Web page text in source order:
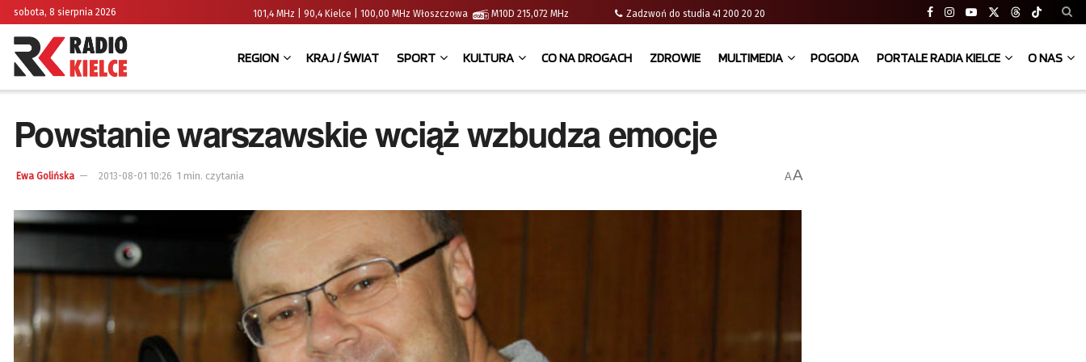
sobota, 8 sierpnia 2026 101,4 MHz | 90,4 Kielce | 100,00 MHz Włoszczowa M10D 215,072 MHz Zadzwoń do studia 41 200 20 20
REGION KRAJ / ŚWIAT SPORT KULTURA CO NA DROGACH ZDROWIE MULTIMEDIA POGODA PORTALE RADIA KIELCE O NAS
Powstanie warszawskie wciąż wzbudza emocje
Ewa Golińska 2013-08-01 10:26 1 min. czytania AA